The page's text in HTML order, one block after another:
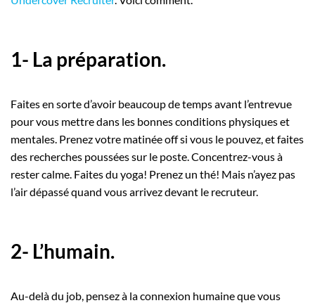
1- La préparation.
Faites en sorte d’avoir beaucoup de temps avant l’entrevue
pour vous mettre dans les bonnes conditions physiques et
mentales. Prenez votre matinée off si vous le pouvez, et faites
des recherches poussées sur le poste. Concentrez-vous à
rester calme. Faites du yoga! Prenez un thé! Mais n’ayez pas
l’air dépassé quand vous arrivez devant le recruteur.
2- L’humain.
Au-delà du job, pensez à la connexion humaine que vous